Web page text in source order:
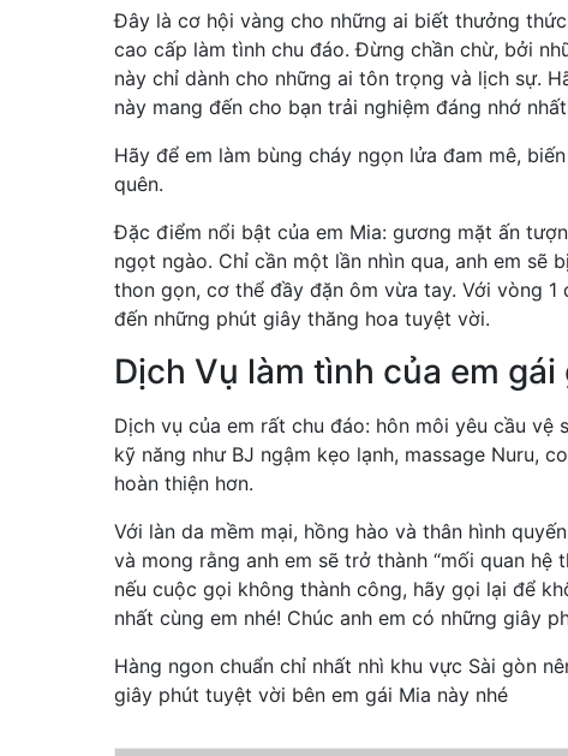
Đây là cơ hội vàng cho những ai biết thưởng
cao cấp làm tình chu đáo. Đừng chần chừ, bởi
này chỉ dành cho những ai tôn trọng và lịch sự.
này mang đến cho bạn trải nghiệm đáng nhớ
Hãy để em làm bùng cháy ngọn lửa đam mê,
quên.
Đặc điểm nổi bật của em Mia: gương mặt ấn
ngọt ngào. Chỉ cần một lần nhìn qua, anh em sẽ
thon gọn, cơ thể đầy đặn ôm vừa tay. Với vòng
đến những phút giây thăng hoa tuyệt vời.
Dịch Vụ làm tình của em
Dịch vụ của em rất chu đáo: hôn môi yêu cầu vệ
kỹ năng như BJ ngậm kẹo lạnh, massage Nuru,
hoàn thiện hơn.
Với làn da mềm mại, hồng hào và thân hình
và mong rằng anh em sẽ trở thành “mối quan
nếu cuộc gọi không thành công, hãy gọi lại để
nhất cùng em nhé! Chúc anh em có những giây
Hàng ngon chuẩn chỉ nhất nhì khu vực Sài gòn
giây phút tuyệt vời bên em gái Mia này nhé